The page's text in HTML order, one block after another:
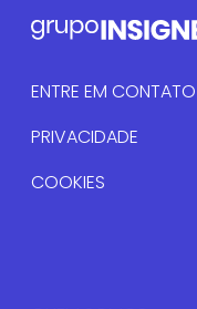
ENTRE EM CONTATO
PRIVACIDADE
COOKIES